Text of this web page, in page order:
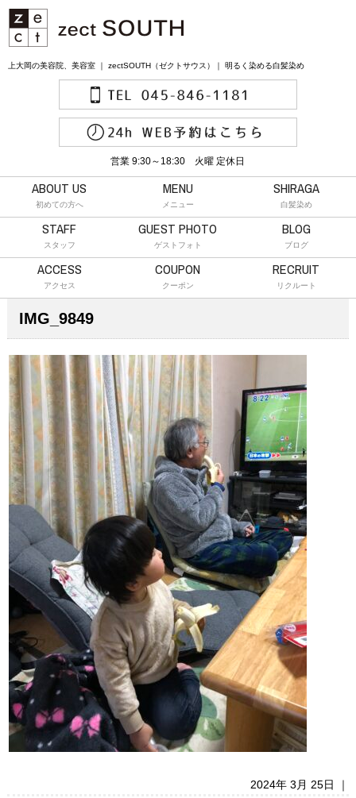
上大岡の美容院、美容室 ｜ zectSOUTH（ゼクトサウス）｜ 明るく染める白髪染め
営業 9:30～18:30 火曜 定休日
ABOUT US
初めての方へ
MENU
メニュー
SHIRAGA
白髪染め
STAFF
スタッフ
GUEST PHOTO
ゲストフォト
BLOG
ブログ
ACCESS
アクセス
COUPON
クーポン
RECRUIT
リクルート
IMG_9849
2024年 3月 25日 ｜